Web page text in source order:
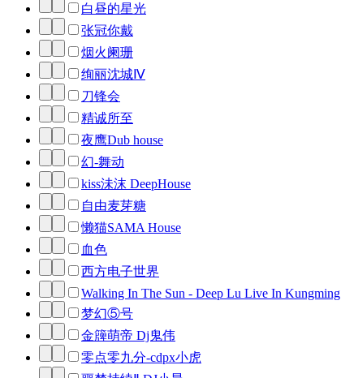
白昼的星光
张冠你戴
烟火阑珊
绚丽沈城Ⅳ
刀锋会
精诚所至
夜鹰Dub house
幻-舞动
kiss沬沫 DeepHouse
自由麦芽糖
懒猫SAMA House
血色
西方电子世界
Walking In The Sun - Deep Lu Live In Kungming
梦幻⑤号
金簰萌帝 Dj鬼伟
零点零九分-cdpx小虎